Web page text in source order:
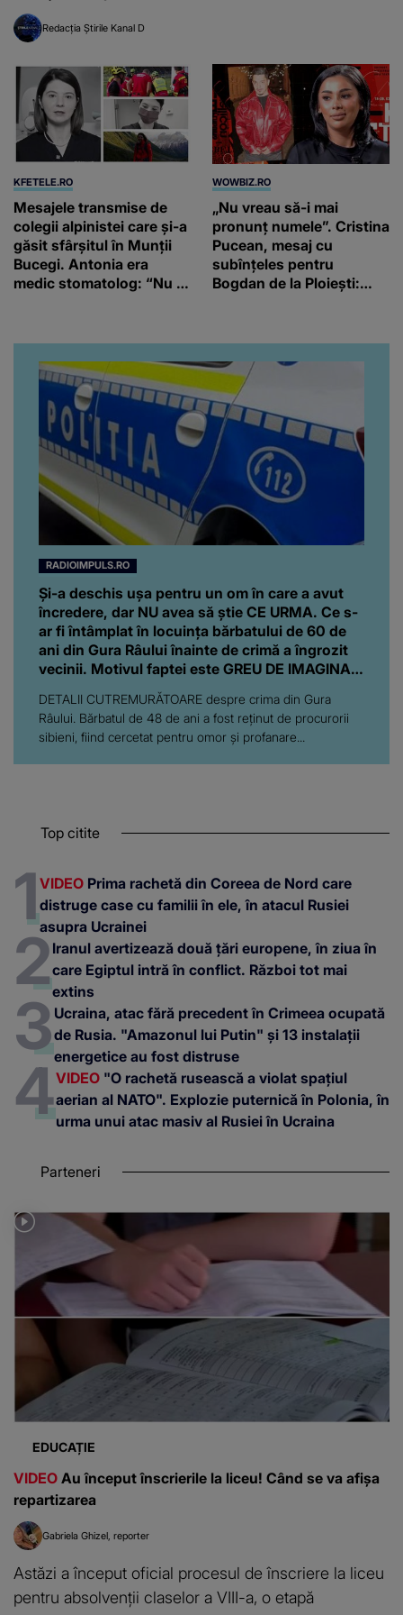
Redacția Știrile Kanal D
KFETELE.RO
Mesajele transmise de
colegii alpinistei care și-a
găsit sfârșitul în Munții
Bucegi. Antonia era
medic stomatolog: “Nu te
WOWBIZ.RO
„Nu vreau să-i mai
pronunț numele”. Cristina
Pucean, mesaj cu
subînțeles pentru
Bogdan de la Ploiești:
RADIOIMPULS.RO
Și-a deschis ușa pentru un om în care a avut
încredere, dar NU avea să știe CE URMA. Ce s-
ar fi întâmplat în locuința bărbatului de 60 de
ani din Gura Râului înainte de crimă a îngrozit
vecinii. Motivul faptei este GREU DE IMAGINAT:
DETALII CUTREMURĂTOARE despre crima din Gura
Râului. Bărbatul de 48 de ani a fost reținut de procurorii
sibieni, fiind cercetat pentru omor și profanare...
Top citite
VIDEO Prima rachetă din Coreea de Nord care
distruge case cu familii în ele, în atacul Rusiei
asupra Ucrainei
Iranul avertizează două țări europene, în ziua în
care Egiptul intră în conflict. Război tot mai
extins
Ucraina, atac fără precedent în Crimeea ocupată
de Rusia. "Amazonul lui Putin" și 13 instalații
energetice au fost distruse
VIDEO "O rachetă rusească a violat spațiul
aerian al NATO". Explozie puternică în Polonia, în
urma unui atac masiv al Rusiei în Ucraina
Parteneri
EDUCAȚIE
VIDEO Au început înscrierile la liceu! Când se va afișa
repartizarea
Gabriela Ghizel reporter
Astăzi a început oficial procesul de înscriere la liceu
pentru absolvenții claselor a VIII-a, o etapă